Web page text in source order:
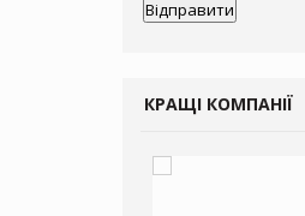
КРАЩІ КОМПАНІЇ